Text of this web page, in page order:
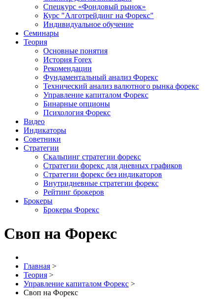
Спецкурс «Фондовый рынок»
Курс "Алготрейдинг на Форекс"
Индивидуальное обучение
Семинары
Теория
Основные понятия
История Forex
Рекомендации
Фундаментальный анализ Форекс
Технический анализ валютного рынка форекс
Управление капиталом Форекс
Бинарные опционы
Психология Форекс
Видео
Индикаторы
Советники
Стратегии
Скальпинг стратегии форекс
Стратегии форекс для дневных графиков
Стратегии форекс без индикаторов
Внутридневные стратегии форекс
Рейтинг брокеров
Брокеры
Брокеры Форекс
Своп на Форекс
Главная >
Теория >
Управление капиталом Форекс >
Своп на Форекс